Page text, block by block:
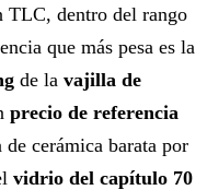
TLC, dentro del rango
que más pesa es la
de la vajilla de
precio de referencia
cerámica barata por
vidrio del capítulo 70